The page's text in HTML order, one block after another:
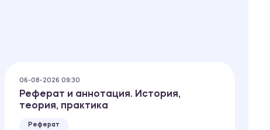
06-08-2026 09:30
Реферат и аннотация. История,
теория, практика
Реферат